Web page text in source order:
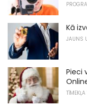
Kā
JAUNS
Pieci